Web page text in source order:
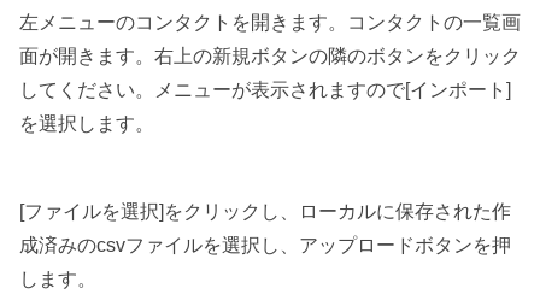
左メニューのコンタクトを開きます。コンタクトの一覧画
面が開きます。右上の新規ボタンの隣のボタンをクリック
してください。メニューが表示されますので[インポート]
を選択します。
[ファイルを選択]をクリックし、ローカルに保存された作
成済みのcsvファイルを選択し、アップロードボタンを押
します。